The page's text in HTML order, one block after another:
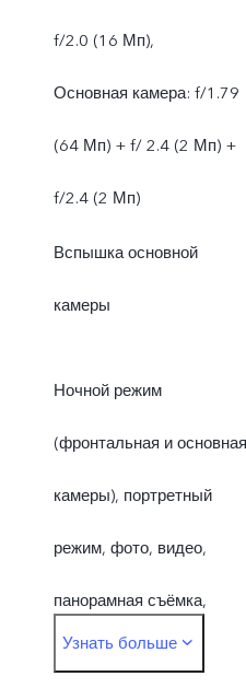
f/2.0 (16 Мп),
Основная камера: f/1.79
(64 Мп) + f/ 2.4 (2 Мп) +
f/2.4 (2 Мп)
Вспышка основной
камеры
Ночной режим
(фронтальная и основная
камеры), портретный
режим, фото, видео,
панорамная съёмка,
замедленная съёмка,
Узнать больше